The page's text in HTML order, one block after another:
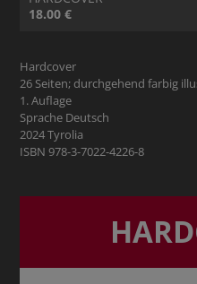
18.00 €
Hardcover
26 Seiten; durchgehend farbig
1. Auflage
Sprache Deutsch
2024 Tyrolia
ISBN 978-3-7022-4226-8